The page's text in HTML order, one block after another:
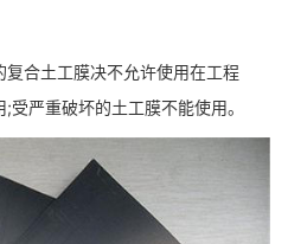
合土工膜决不允许使用在工程
受严重破坏的土工膜不能使用。